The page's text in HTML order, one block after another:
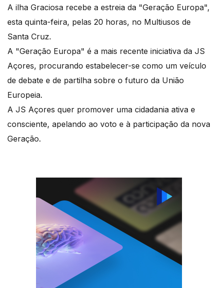
A ilha Graciosa recebe a estreia da "Geração Europa",
esta quinta-feira, pelas 20 horas, no Multiusos de
Santa Cruz.
A "Geração Europa" é a mais recente iniciativa da JS
Açores, procurando estabelecer-se como um veículo
de debate e de partilha sobre o futuro da União
Europeia.
A JS Açores quer promover uma cidadania ativa e
consciente, apelando ao voto e à participação da nova
Geração.